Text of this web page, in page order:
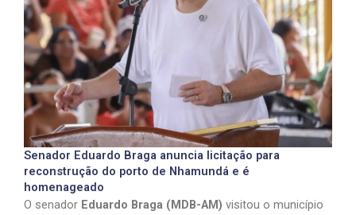
Senador Eduardo Braga anuncia licitação para
reconstrução do porto de Nhamundá e é
homenageado
O senador Eduardo Braga (MDB-AM) visitou o município